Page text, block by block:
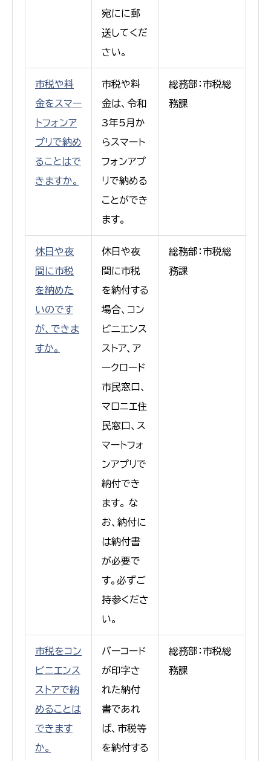
宛にに郵
送してくだ
さい。
市税や料
金をスマー
トフォンア
プリで納め
ることはで
きますか。
市税や料
金は、令和
3年5月か
らスマート
フォンアプ
リで納める
ことができ
ます。
総務部：市税総
務課
休日や夜
間に市税
を納めた
いのです
が、できま
すか。
休日や夜
間に市税
を納付する
場合、コン
ビニエンス
ストア、ア
ークロード
市民窓口、
マロニエ住
民窓口、ス
マートフォ
ンアプリで
納付でき
ます。 な
お、納付に
は納付書
が必要で
す。必ずご
持参くださ
い。
総務部：市税総
務課
市税をコン
ビニエンス
ストアで納
めることは
できます
か。
バーコード
が印字さ
れた納付
書であれ
ば、市税等
を納付する
総務部：市税総
務課